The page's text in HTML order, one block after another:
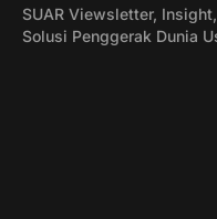
SUAR Viewsletter,
Solusi Penggerak Dunia